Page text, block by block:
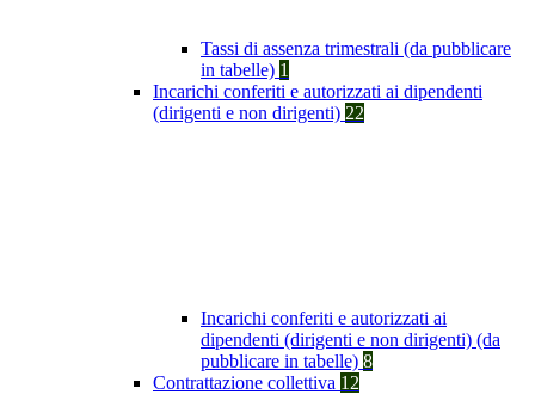
Tassi di assenza trimestrali (da pubblicare
in tabelle) 1
Incarichi conferiti e autorizzati ai dipendenti
(dirigenti e non dirigenti) 22
Incarichi conferiti e autorizzati ai
dipendenti (dirigenti e non dirigenti) (da
pubblicare in tabelle) 8
Contrattazione collettiva 12